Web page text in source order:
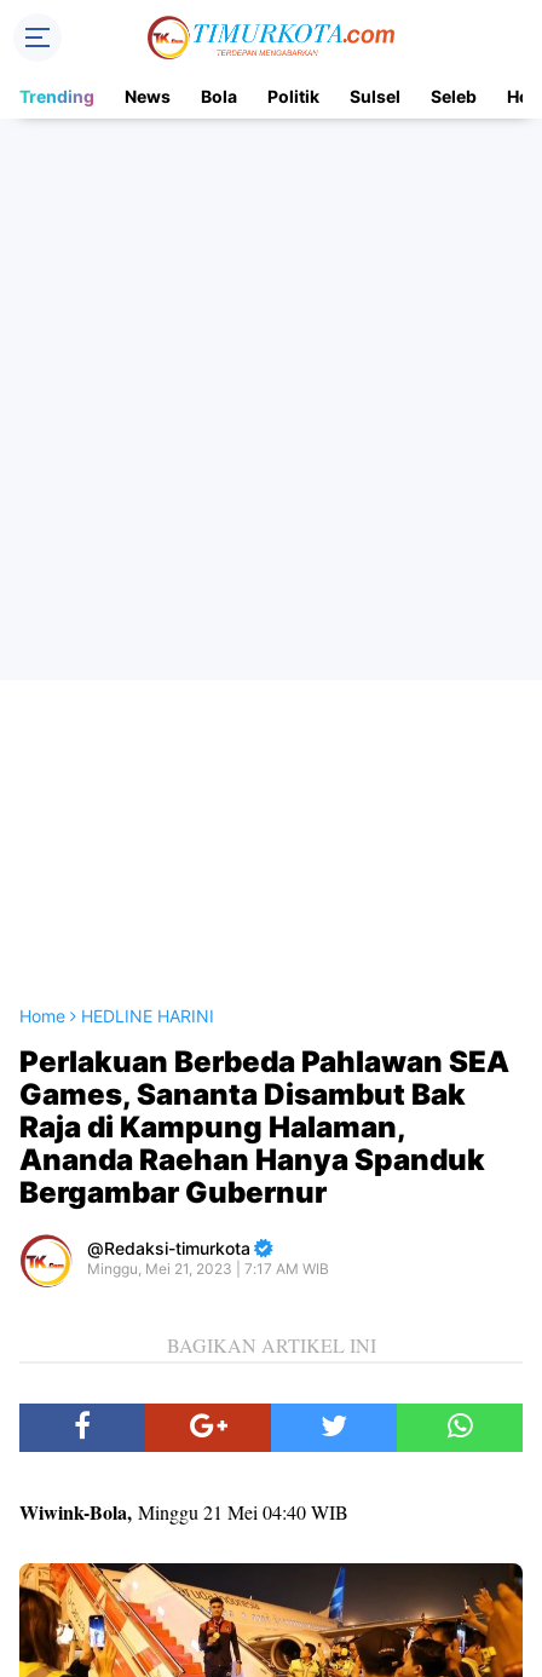
Trending News Bola Politik Sulsel Seleb Hot
Home HEDLINE HARINI
Perlakuan Berbeda Pahlawan SEA
Games, Sananta Disambut Bak
Raja di Kampung Halaman,
Ananda Raehan Hanya Spanduk
Bergambar Gubernur
Redaksi-timurkota
Minggu, Mei 21, 2023 | 7:17 AM WIB
BAGIKAN ARTIKEL INI
Wiwink-Bola, Minggu 21 Mei 04:40 WIB